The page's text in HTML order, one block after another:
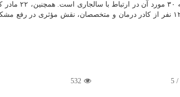
تاکنون ۲۱۵ نوزاد سالم با روش های کمک باروری در این مرکز متولد شده اند که ۳۰
این شیوه ها آبستن شده اند، منتظر تولد فرزند خود هستند. این مرکز با حضور ۱۲ نفر از کادر درمان و متخصصان، نقش مؤثری در
/
5
532